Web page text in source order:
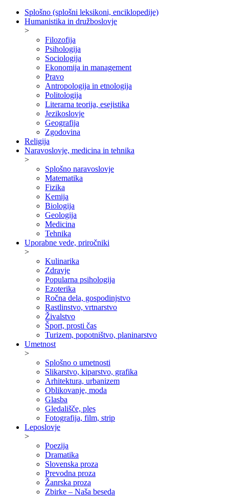
Splošno (splošni leksikoni, enciklopedije)
Humanistika in družboslovje
>
Filozofija
Psihologija
Sociologija
Ekonomija in management
Pravo
Antropologija in etnologija
Politologija
Literarna teorija, esejistika
Jezikoslovje
Geografija
Zgodovina
Religija
Naravoslovje, medicina in tehnika
>
Splošno naravoslovje
Matematika
Fizika
Kemija
Biologija
Geologija
Medicina
Tehnika
Uporabne vede, priročniki
>
Kulinarika
Zdravje
Popularna psihologija
Ezoterika
Ročna dela, gospodinjstvo
Rastlinstvo, vrtnarstvo
Živalstvo
Šport, prosti čas
Turizem, popotništvo, planinarstvo
Umetnost
>
Splošno o umetnosti
Slikarstvo, kiparstvo, grafika
Arhitektura, urbanizem
Oblikovanje, moda
Glasba
Gledališče, ples
Fotografija, film, strip
Leposlovje
>
Poezija
Dramatika
Slovenska proza
Prevodna proza
Žanrska proza
Zbirke – Naša beseda